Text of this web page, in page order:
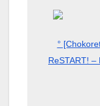
°
ReSTART! –